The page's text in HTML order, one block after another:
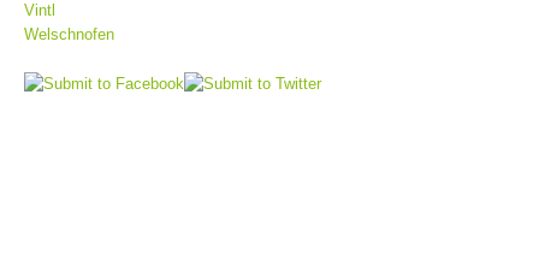
Bergrettungsstellen
Vintl
Welschnofen